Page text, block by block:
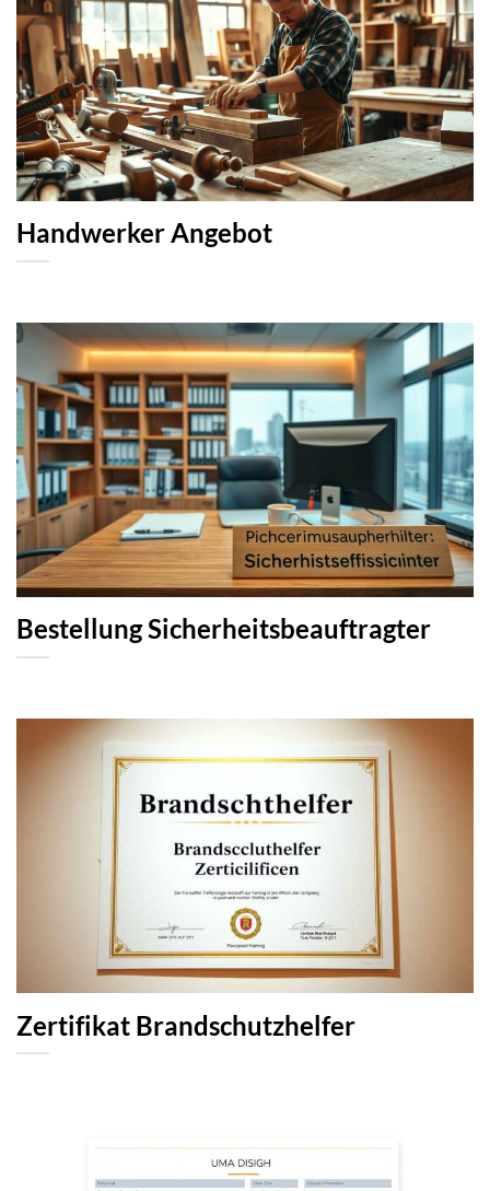
Handwerker Angebot
Bestellung Sicherheitsbeauftragter
Zertifikat Brandschutzhelfer